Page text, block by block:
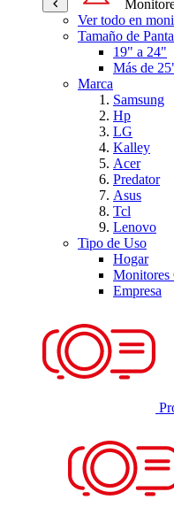
Ver todo en
Tamaño de
19" a 24"
Más de
Marca
Samsung
Hp
LG
Kalley
Acer
Predator
Asus
Tcl
Lenovo
Tipo de Uso
Hogar
Monitores
Empresa